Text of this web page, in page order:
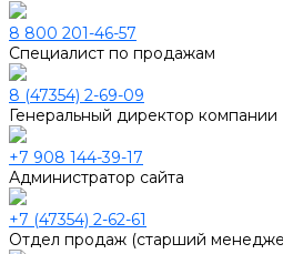
8 800 201-46-57
Специалист по продажам
8 (47354) 2-69-09
Генеральный директор
+7 908 144-39-17
Администратор сайта
+7 (47354) 2-62-61
Отдел продаж (старший